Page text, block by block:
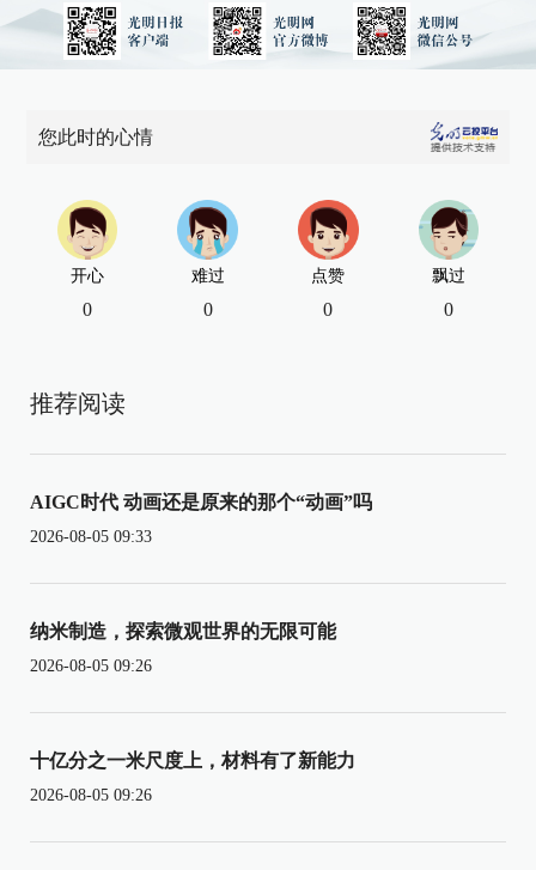
您此时的心情
开心
0
难过
0
点赞
0
飘过
0
推荐阅读
AIGC时代 动画还是原来的那个“动画”吗
2026-08-05 09:33
纳米制造，探索微观世界的无限可能
2026-08-05 09:26
十亿分之一米尺度上，材料有了新能力
2026-08-05 09:26